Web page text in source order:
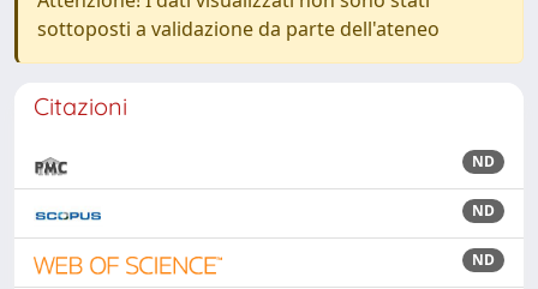
sottoposti a validazione da parte dell'ateneo
Citazioni
ND
ND
ND